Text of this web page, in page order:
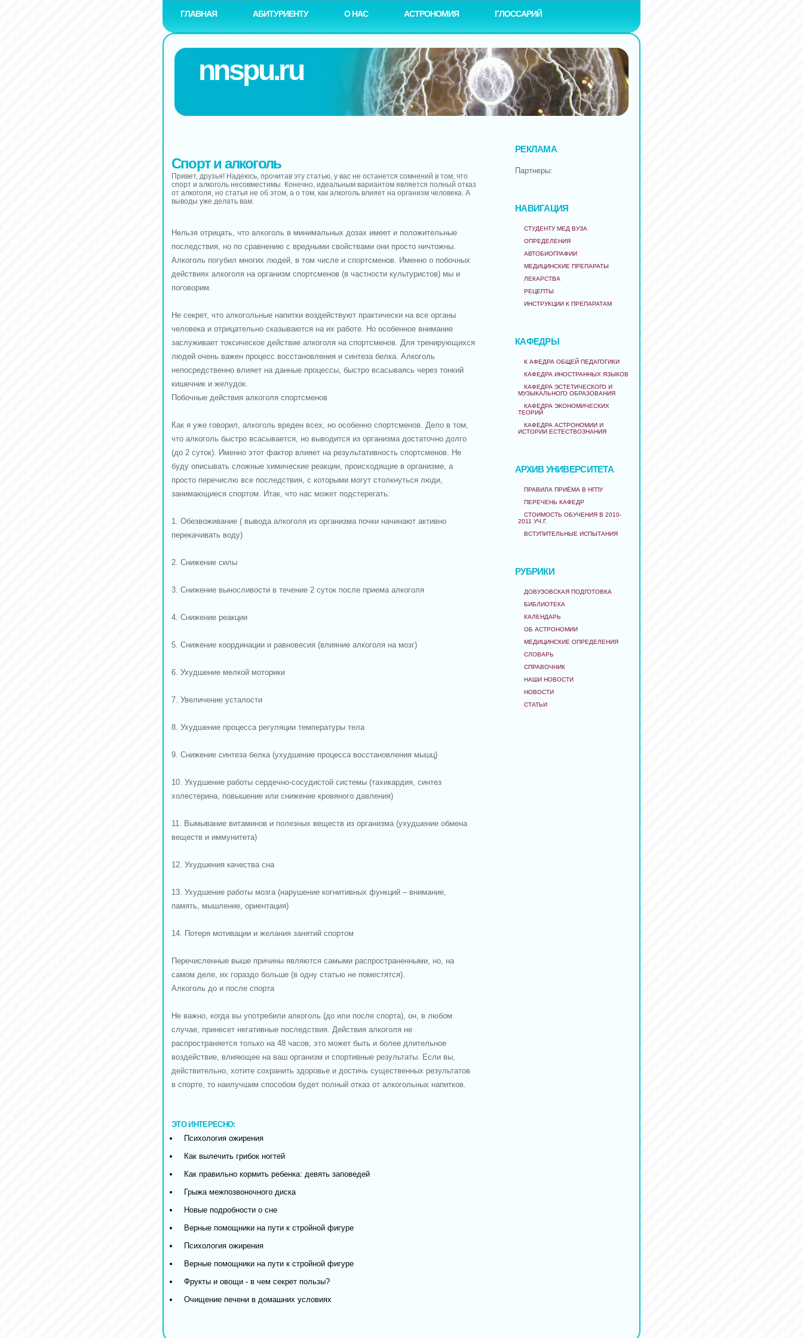
ГЛАВНАЯ АБИТУРИЕНТУ О НАС АСТРОНОМИЯ ГЛОССАРИЙ
nnspu.ru
Спорт и алкоголь
Привет, друзья! Надеюсь, прочитав эту статью, у вас не останется сомнений в том, что
спорт и алкоголь несовместимы. Конечно, идеальным вариантом является полный отказ
от алкоголя, но статья не об этом, а о том, как алкоголь влияет на организм человека. А
выводы уже делать вам.
Нельзя отрицать, что алкоголь в минимальных дозах имеет и положительные
последствия, но по сравнению с вредными свойствами они просто ничтожны.
Алкоголь погубил многих людей, в том числе и спортсменов. Именно о побочных
действиях алкоголя на организм спортсменов (в частности культуристов) мы и
поговорим.
Не секрет, что алкогольные напитки воздействуют практически на все органы
человека и отрицательно сказываются на их работе. Но особенное внимание
заслуживает токсическое действие алкоголя на спортсменов. Для тренирующихся
людей очень важен процесс восстановления и синтеза белка. Алкоголь
непосредственно влияет на данные процессы, быстро всасываясь через тонкий
кишечник и желудок.
Побочные действия алкоголя спортсменов
Как я уже говорил, алкоголь вреден всех, но особенно спортсменов. Дело в том,
что алкоголь быстро всасывается, но выводится из организма достаточно долго
(до 2 суток). Именно этот фактор влияет на результативность спортсменов. Не
буду описывать сложные химические реакции, происходящие в организме, а
просто перечислю все последствия, с которыми могут столкнуться люди,
занимающиеся спортом. Итак, что нас может подстерегать:
1. Обезвоживание ( вывода алкоголя из организма почки начинают активно
перекачивать воду)
2. Снижение силы
3. Снижение выносливости в течение 2 суток после приема алкоголя
4. Снижение реакции
5. Снижение координации и равновесия (влияние алкоголя на мозг)
6. Ухудшение мелкой моторики
7. Увеличение усталости
8. Ухудшение процесса регуляции температуры тела
9. Снижение синтеза белка (ухудшение процесса восстановления мышц)
10. Ухудшение работы сердечно-сосудистой системы (тахикардия, синтез
холестерина, повышение или снижение кровяного давления)
11. Вымывание витаминов и полезных веществ из организма (ухудшение обмена
веществ и иммунитета)
12. Ухудшения качества сна
13. Ухудшение работы мозга (нарушение когнитивных функций – внимание,
память, мышление, ориентация)
14. Потеря мотивации и желания занятий спортом
Перечисленные выше причины являются самыми распространенными, но, на
самом деле, их гораздо больше (в одну статью не поместятся).
Алкоголь до и после спорта
Не важно, когда вы употребили алкоголь (до или после спорта), он, в любом
случае, принесет негативные последствия. Действия алкоголя не
распространяется только на 48 часов, это может быть и более длительное
воздействие, влияющее на ваш организм и спортивные результаты. Если вы,
действительно, хотите сохранить здоровье и достичь существенных результатов
в спорте, то наилучшим способом будет полный отказ от алкогольных напитков.
ЭТО ИНТЕРЕСНО:
Психология ожирения
Как вылечить грибок ногтей
Как правильно кормить ребенка: девять заповедей
Грыжа межпозвоночного диска
Новые подробности о сне
Верные помощники на пути к стройной фигуре
Психология ожирения
Верные помощники на пути к стройной фигуре
Фрукты и овощи - в чем секрет пользы?
Очищение печени в домашних условиях
РЕКЛАМА
Партнеры:
НАВИГАЦИЯ
СТУДЕНТУ МЕД ВУЗА
ОПРЕДЕЛЕНИЯ
АВТОБИОГРАФИИ
МЕДИЦИНСКИЕ ПРЕПАРАТЫ
ЛЕКАРСТВА
РЕЦЕПТЫ
ИНСТРУКЦИИ К ПРЕПАРАТАМ
КАФЕДРЫ
К АФЕДРА ОБЩЕЙ ПЕДАГОГИКИ
КАФЕДРА ИНОСТРАННЫХ ЯЗЫКОВ
КАФЕДРА ЭСТЕТИЧЕСКОГО И
МУЗЫКАЛЬНОГО ОБРАЗОВАНИЯ
КАФЕДРА ЭКОНОМИЧЕСКИХ
ТЕОРИЙ
КАФЕДРА АСТРОНОМИИ И
ИСТОРИИ ЕСТЕСТВОЗНАНИЯ
АРХИВ УНИВЕРСИТЕТА
ПРАВИЛА ПРИЁМА В НГПУ
ПЕРЕЧЕНЬ КАФЕДР
СТОИМОСТЬ ОБУЧЕНИЯ В 2010-
2011 УЧ.Г.
ВСТУПИТЕЛЬНЫЕ ИСПЫТАНИЯ
РУБРИКИ
ДОВУЗОВСКАЯ ПОДГОТОВКА
БИБЛИОТЕКА
КАЛЕНДАРЬ
ОБ АСТРОНОМИИ
МЕДИЦИНСКИЕ ОПРЕДЕЛЕНИЯ
СЛОВАРЬ
СПРАВОЧНИК
НАШИ НОВОСТИ
НОВОСТИ
СТАТЬИ